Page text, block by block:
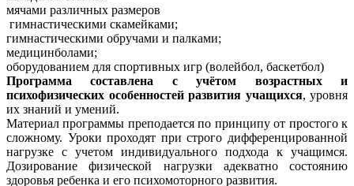
мячами различных размеров
гимнастическими скамейками;
гимнастическими обручами и палками;
медицинболами;
оборудованием для спортивных игр (волейбол, баскетбол)
Программа составлена с учётом возрастных и
психофизических особенностей развития учащихся, уровня
их знаний и умений.
Материал программы преподается по принципу от простого к
сложному. Уроки проходят при строго дифференцированной
нагрузке с учетом индивидуального подхода к учащимся.
Дозирование физической нагрузки адекватно состоянию
здоровья ребенка и его психомоторного развития.